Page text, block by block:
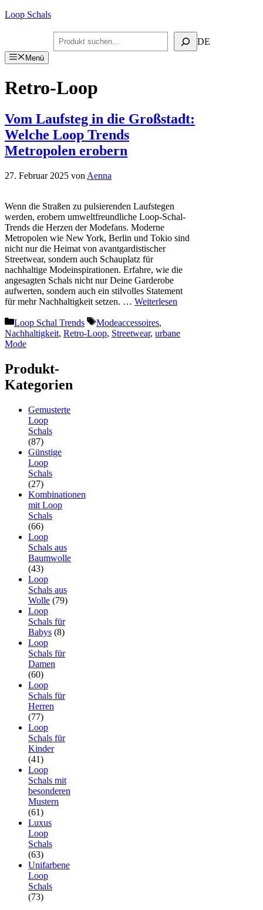
Zum
Loop Schals
Suchen DE
Menü
Retro-Loop
Vom Laufsteg in die Großstadt:
Welche Loop Trends
Metropolen erobern
27. Februar 2025 von Aenna
Wenn die Straßen zu pulsierenden Laufstegen
werden, erobern umweltfreundliche Loop-Schal-
Trends die Herzen der Modefans. Moderne
Metropolen wie New York, Berlin und Tokio sind
nicht nur die Heimat von avantgardistischer
Streetwear, sondern auch Schauplatz für
nachhaltige Modeinspirationen. Erfahre, wie die
angesagten Schals nicht nur Deine Garderobe
aufwerten, sondern auch ein stilvolles Statement
für mehr Nachhaltigkeit setzen. … Weiterlesen
Kategorien
Loop Schal Trends Schlagwörter
Modeaccessoires,
Nachhaltigkeit, Retro-Loop, Streetwear, urbane
Mode
Produkt-
Kategorien
Gemusterte
Loop
Schals
(87)
Günstige
Loop
Schals
(27)
Kombinationen
mit Loop
Schals
(66)
Loop
Schals aus
Baumwolle
(43)
Loop
Schals aus
Wolle (79)
Loop
Schals für
Babys (8)
Loop
Schals für
Damen
(60)
Loop
Schals für
Herren
(77)
Loop
Schals für
Kinder
(41)
Loop
Schals mit
besonderen
Mustern
(61)
Luxus
Loop
Schals
(63)
Unifarbene
Loop
Schals
(73)